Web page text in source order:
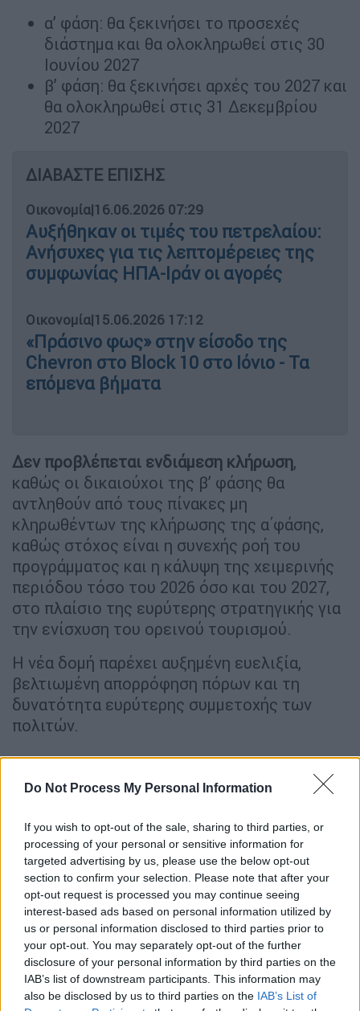
Do Not Process My Personal Information
If you wish to opt-out of the sale, sharing to third parties, or
processing of your personal or sensitive information for
targeted advertising by us, please use the below opt-out
section to confirm your selection. Please note that after your
opt-out request is processed you may continue seeing
interest-based ads based on personal information utilized by
us or personal information disclosed to third parties prior to
your opt-out. You may separately opt-out of the further
disclosure of your personal information by third parties on the
IAB’s list of downstream participants. This information may
also be disclosed by us to third parties on the IAB’s List of
α’ φάση: θα ξεκινήσει το προσεχές
διάστημα και θα ολοκληρωθεί στις 30
Ιουνίου 2027
β’ φάση: θα ξεκινήσει αρχές του 2027 και
θα ολοκληρωθεί στις 31 Δεκεμβρίου
2027
ΔΙΑΒΑΣΤΕ ΕΠΙΣΗΣ
Οικονομία|16.06.2026 07:29
Αυξήθηκαν οι τιμές του πετρελαίου:
Ανήσυχες για τις λεπτομέρειες της
συμφωνίας ΗΠΑ-Ιράν οι αγορές
Οικονομία|15.06.2026 17:12
«Πράσινο φως» στην είσοδο της
Chevron στο Block 10 στο Ιόνιο - Τα
επόμενα βήματα
Δεν προβλέπεται ενδιάμεση κλήρωση,
καθώς οι δικαιούχοι της β’ φάσης θα
αντληθούν από τους πίνακες μη
κληρωθέντων της κλήρωσης της α΄φάσης,
καθώς στόχος είναι η συνεχής ροή του
προγράμματος και η κάλυψη της χειμερινής
περιόδου τόσο του 2026 όσο και του 2027,
στο πλαίσιο της ευρύτερης στρατηγικής για
την ενίσχυση του ορεινού τουρισμού.
Η νέα δομή παρέχει αυξημένη ευελιξία,
βελτιωμένη απορρόφηση πόρων και τη
δυνατότητα ευρύτερης συμμετοχής των
πολιτών.
ενσωματώνει μια σαφή στρατηγική για την
Απρίλιο),κατευθύνοντας το 70% του
διαθέσιμου προϋπολογισμού στους μήνες
αυτούς.
Περισσότεροι οι δικαιούχοι - Πιο
ευέλικτα τα εισοδηματικά κριτήρια
Στο ίδιο πλαίσιο, το πρόγραμμα συνδέεται
και με την ευρύτερη καμπάνια του
Υπουργείου Τουρισμού για την«Ορεινή